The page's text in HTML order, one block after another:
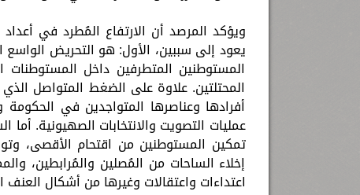
ويؤكد المرصد أن الارتفاع المُطرد في
يعود إلى سببين، الأول: هو التحريض
المستوطنين المتطرفين داخل
المحتلتين. علاوة على الضغط المتواصل
أفرادها وعناصرها المتواجدين في
عمليات التصويت والانتخابات الصهيونية.
تمكين المستوطنين من اقتحام الأقصى،
إخلاء الساحات من المُصلين والمُرابطين،
اعتداءات واعتقالات وغيرها من أشكال العنف